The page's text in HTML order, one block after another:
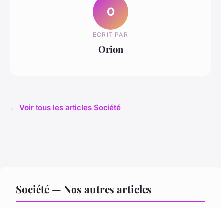
O
ECRIT PAR
Orion
← Voir tous les articles Société
Société — Nos autres articles